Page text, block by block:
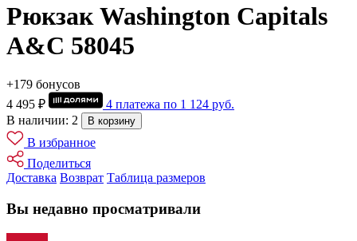
Рюкзак Washington Capitals
A&C 58045
+179 бонусов
4 495 ₽
4 платежа по 1 124 руб.
В наличии: 2
В корзину
В избранное
Поделиться
Доставка Возврат Таблица размеров
Вы недавно просматривали